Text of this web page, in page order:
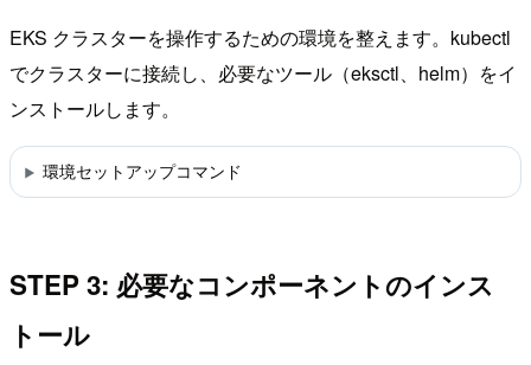
EKS クラスターを操作するための環境を整えます。kubectl
でクラスターに接続し、必要なツール（eksctl、helm）をイ
ンストールします。
環境セットアップコマンド
STEP 3: 必要なコンポーネントのインス
トール